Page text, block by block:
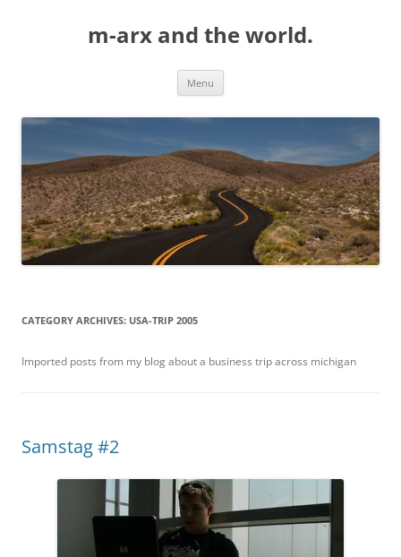
m-arx and the world.
Menu
CATEGORY ARCHIVES: USA-TRIP 2005
Imported posts from my blog about a business trip across michigan
Samstag #2